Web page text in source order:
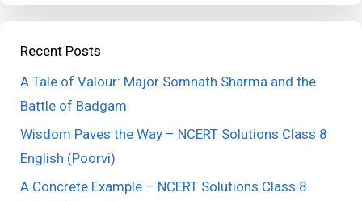
Recent Posts
A Tale of Valour: Major Somnath Sharma and the
Battle of Badgam
Wisdom Paves the Way – NCERT Solutions Class 8
English (Poorvi)
A Concrete Example – NCERT Solutions Class 8